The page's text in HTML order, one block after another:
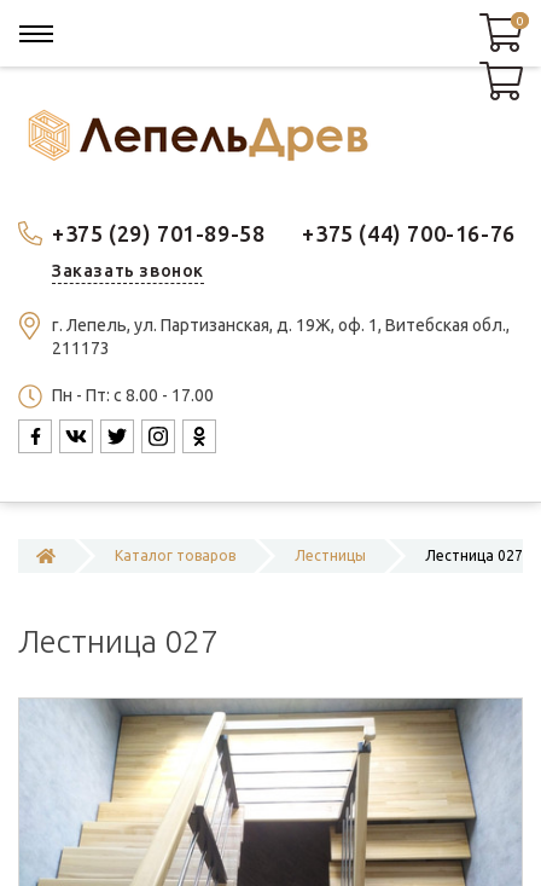
+375 (29) 701-89-58 +375 (44) 700-16-76
Заказать звонок
г. Лепель, ул. Партизанская, д. 19Ж, оф. 1, Витебская обл.,
211173
Пн - Пт: c 8.00 - 17.00
0
0
Каталог товаров Лестницы Лестница 027
Лестница 027